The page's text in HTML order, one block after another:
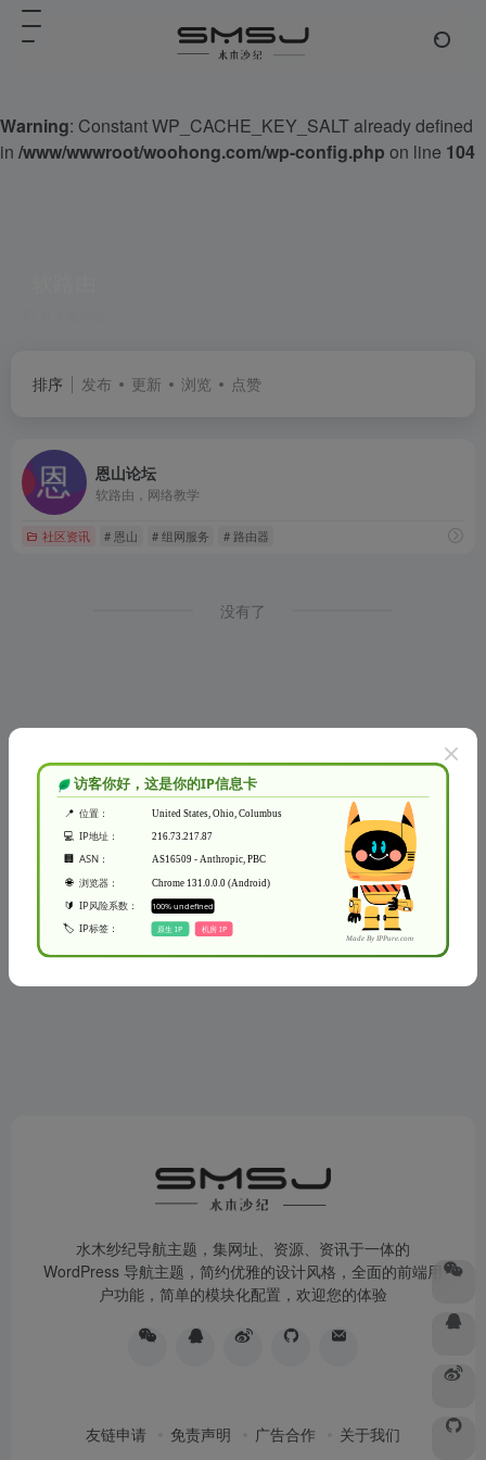
Warning: Constant WP_CACHE_KEY_SALT already defined
in /www/wwwroot/woohong.com/wp-config.php on line 104
排序 发布 更新 浏览 点赞
恩山论坛
软路由，网络教学
社区资讯 # 恩山 # 组网服务 # 路由器
没有了
水木纱纪导航主题，集网址、资源、资讯于一体的
WordPress 导航主题，简约优雅的设计风格，全面的前端用
户功能，简单的模块化配置，欢迎您的体验
友链申请 免责声明 广告合作 关于我们